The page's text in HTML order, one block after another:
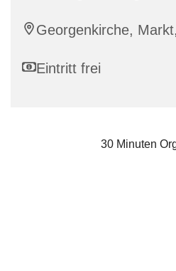
Georgenkirche,
Eintritt frei
30 Minuten